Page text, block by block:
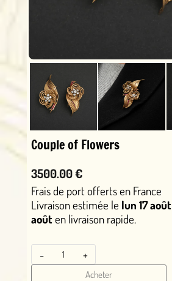
Couple of Flowers
3500.00 €
Frais de port offerts en France
Livraison estimée le lun 17 août
aoûten livraison rapide.
- +
Acheter